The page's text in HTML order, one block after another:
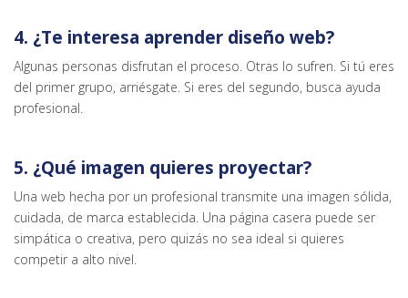
4. ¿Te interesa aprender diseño web?
Algunas personas disfrutan el proceso. Otras lo sufren. Si tú eres
del primer grupo, arriésgate. Si eres del segundo, busca ayuda
profesional.
5. ¿Qué imagen quieres proyectar?
Una web hecha por un profesional transmite una imagen sólida,
cuidada, de marca establecida. Una página casera puede ser
simpática o creativa, pero quizás no sea ideal si quieres
competir a alto nivel.